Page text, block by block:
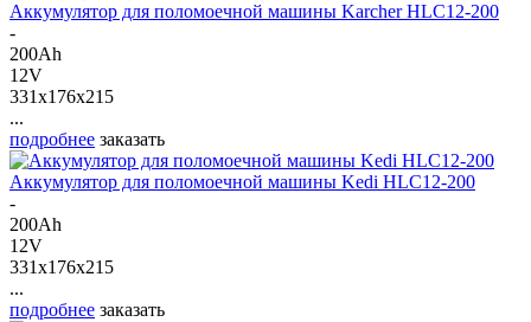
Аккумулятор для поломоечной машины Karcher HLC12-200
-
200Ah
12V
331x176x215
...
подробнее заказать
Аккумулятор для поломоечной машины Kedi HLC12-200
-
200Ah
12V
331x176x215
...
подробнее заказать